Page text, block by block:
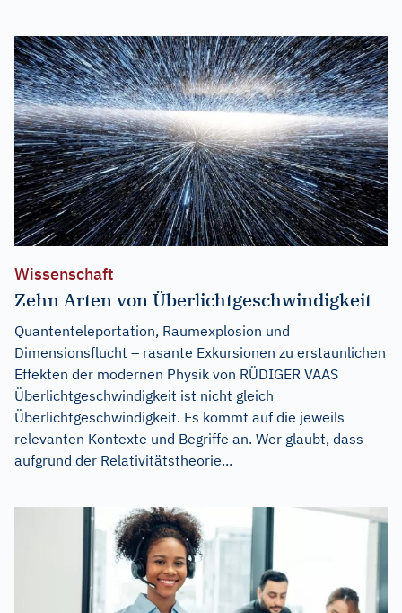
Wissenschaft
Zehn Arten von Überlichtgeschwindigkeit
Quantenteleportation, Raumexplosion und
Dimensionsflucht – rasante Exkursionen zu erstaunlichen
Effekten der modernen Physik von RÜDIGER VAAS
Überlichtgeschwindigkeit ist nicht gleich
Überlichtgeschwindigkeit. Es kommt auf die jeweils
relevanten Kontexte und Begriffe an. Wer glaubt, dass
aufgrund der Relativitätstheorie...